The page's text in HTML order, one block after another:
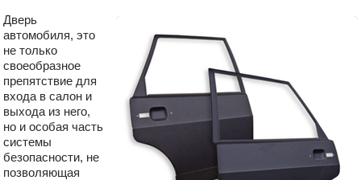
Дверь
автомобиля, это
не только
своеобразное
препятствие для
входа в салон и
выхода из него,
но и особая часть
системы
безопасности, не
позволяющая